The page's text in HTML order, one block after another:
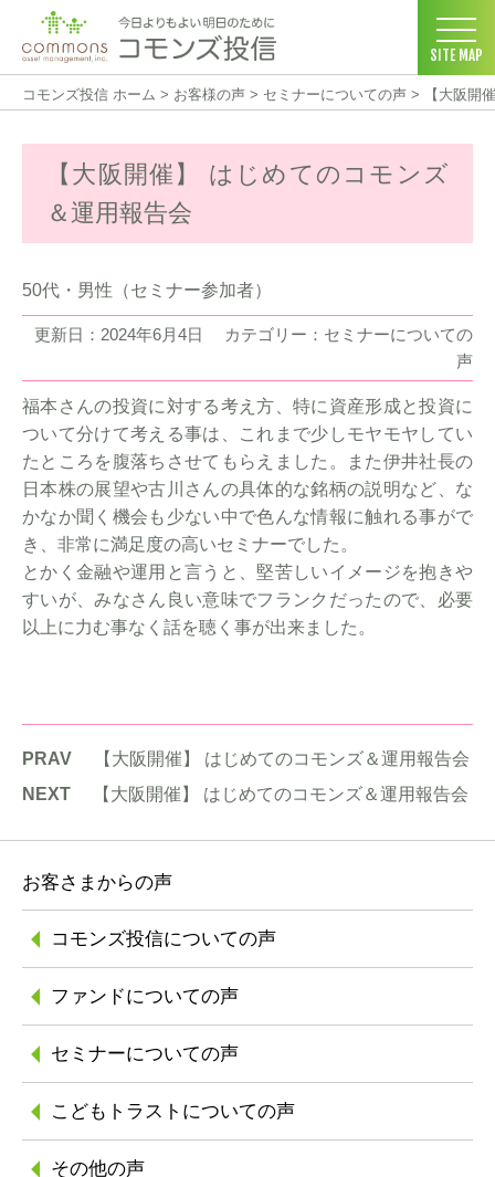
SITE MAP
コモンズ投信 ホーム > お客様の声 > セミナーについての声 > 【大阪開
【大阪開催】 はじめてのコモンズ
＆運用報告会
50代・男性（セミナー参加者）
更新日：2024年6月4日
カテゴリー：セミナーについての
声
福本さんの投資に対する考え方、特に資産形成と投資に
ついて分けて考える事は、これまで少しモヤモヤしてい
たところを腹落ちさせてもらえました。また伊井社長の
日本株の展望や古川さんの具体的な銘柄の説明など、な
かなか聞く機会も少ない中で色んな情報に触れる事がで
き、非常に満足度の高いセミナーでした。
とかく金融や運用と言うと、堅苦しいイメージを抱きや
すいが、みなさん良い意味でフランクだったので、必要
以上に力む事なく話を聴く事が出来ました。
PRAV
【大阪開催】 はじめてのコモンズ＆運用報告会
NEXT
【大阪開催】 はじめてのコモンズ＆運用報告会
お客さまからの声
コモンズ投信についての声
ファンドについての声
セミナーについての声
こどもトラストについての声
その他の声